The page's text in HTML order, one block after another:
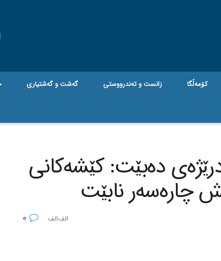
کۆمەڵگا زانست و تەندرووستی گه‌شت و گه‌شتیاری
ده‌بێت: کێشه‌کانی
چاره‌سه‌ر نابێت